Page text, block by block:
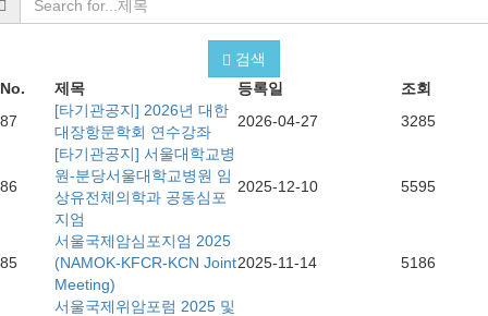
검색
No.
제목 등록일
조회
87
[타기관공지] 2026년 대한
대장항문학회 연수강좌
2026-04-27 3285
86
[타기관공지] 서울대학교병
원-분당서울대학교병원 임
상유전체의학과 공동심포
지엄
2025-12-10 5595
85
서울국제암심포지엄 2025
(NAMOK-KFCR-KCN Joint
Meeting)
2025-11-14 5186
서울국제위암포럼 2025 및